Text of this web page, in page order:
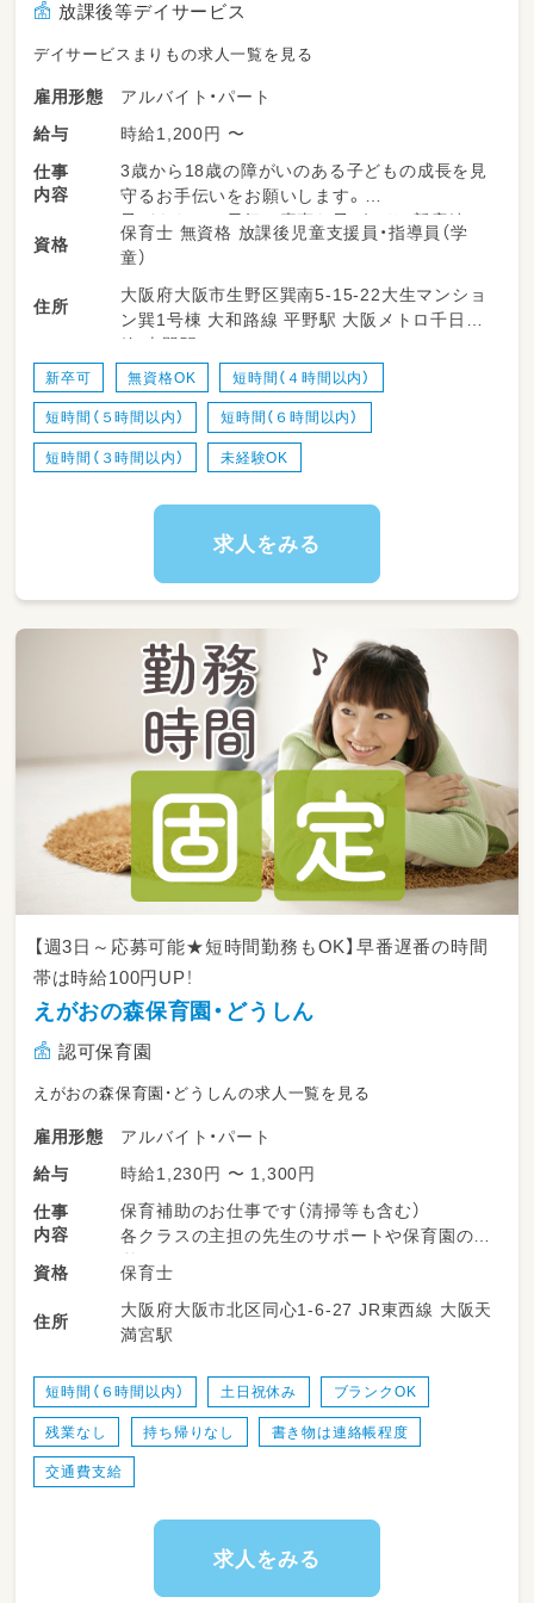
放課後等デイサービス
デイサービスまりもの求人一覧を見る
雇用形態
アルバイト・パート
給与
時給1,200円 〜
仕事
内容
3歳から18歳の障がいのある子どもの成長を見
守るお手伝いをお願いします。
子どもたちは元気で素直な子ばかり♪新店続々
OPEN予定！！
【主な業務内容】
●子どもの療育支援
●保護者との連絡、やりとり
●事務作業 など
資格
保育士 無資格 放課後児童支援員・指導員（学
童）
住所
大阪府大阪市生野区巽南5-15-22大生マンショ
ン巽1号棟 大和路線 平野駅 大阪メトロ千日前
線 南巽駅
新卒可 無資格OK 短時間（４時間以内）
短時間（５時間以内） 短時間（６時間以内）
短時間（３時間以内） 未経験OK
求人をみる
【週3日～応募可能★短時間勤務もOK】早番遅番の時間
帯は時給100円UP！
えがおの森保育園・どうしん
認可保育園
えがおの森保育園・どうしんの求人一覧を見る
雇用形態
アルバイト・パート
給与
時給1,230円 〜 1,300円
仕事
内容
保育補助のお仕事です（清掃等も含む）
各クラスの主担の先生のサポートや保育園の運
営のサポートをお願いします
資格 保育士
住所
大阪府大阪市北区同心1-6-27 JR東西線 大阪天
満宮駅
短時間（６時間以内） 土日祝休み ブランクOK
残業なし 持ち帰りなし 書き物は連絡帳程度
交通費支給
求人をみる